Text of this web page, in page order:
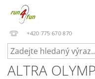
+420 775 670 870
ALTRA